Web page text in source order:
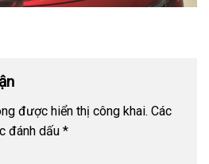
được hiển thị công khai. Các
đánh dấu *